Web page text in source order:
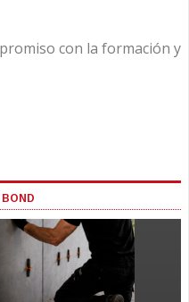
con la formación y